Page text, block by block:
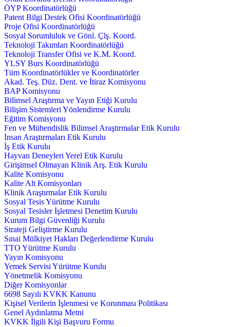
ÖYP Koordinatörlüğü
Patent Bilgi Destek Ofisi Koordinatörlüğü
Proje Ofisi Koordinatörlüğü
Sosyal Sorumluluk ve Gönl. Çlş. Koord.
Teknoloji Takımları Koordinatörlüğü
Teknoloji Transfer Ofisi ve K.M. Koord.
YLSY Burs Koordinatörlüğü
Tüm Koordinatörlükler ve Koordinatörler
Akad. Teş. Düz. Dent. ve İtiraz Komisyonu
BAP Komisyonu
Bilimsel Araştırma ve Yayın Etiği Kurulu
Bilişim Sistemleri Yönlendirme Kurulu
Eğitim Komisyonu
Fen ve Mühendislik Bilimsel Araştırmalar Etik Kurulu
İnsan Araştırmaları Etik Kurulu
İş Etik Kurulu
Hayvan Deneyleri Yerel Etik Kurulu
Girişimsel Olmayan Klinik Arş. Etik Kurulu
Kalite Komisyonu
Kalite Alt Komisyonları
Klinik Araştırmalar Etik Kurulu
Sosyal Tesis Yürütme Kurulu
Sosyal Tesisler İşletmesi Denetim Kurulu
Kurum Bilgi Güvenliği Kurulu
Strateji Geliştirme Kurulu
Sınai Mülkiyet Hakları Değerlendirme Kurulu
TTO Yürütme Kurulu
Yayın Komisyonu
Yemek Servisi Yürütme Kurulu
Yönetmelik Komisyonu
Diğer Komisyonlar
6698 Sayılı KVKK Kanunu
Kişisel Verilerin İşlenmesi ve Korunması Politikası
Genel Aydınlatma Metni
KVKK İlgili Kişi Başvuru Formu